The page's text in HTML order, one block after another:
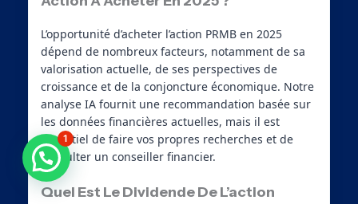
L’opportunité d’acheter l’action PRMB en 2025
dépend de nombreux facteurs, notamment de sa
valorisation actuelle, de ses perspectives de
croissance et de la conjoncture économique. Notre
analyse IA fournit une recommandation basée sur
les données financières actuelles, mais il est
essentiel de faire vos propres recherches et de
consulter un conseiller financier.
Quel Est Le Dividende De L’action
Besoin d'aide ?
1